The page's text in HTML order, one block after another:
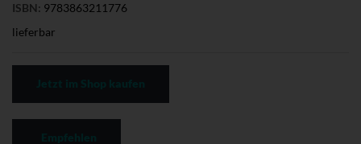
ISBN: 9783863211776
lieferbar